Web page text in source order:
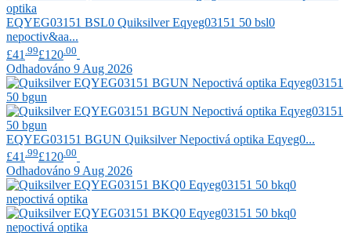
EQYEG03151 BSL0 QuiksilverEqyeg03151 50 bsl0
nepoctiv&aa...
£41 .99£120 .00
Odhadováno 9 Aug 2026
EQYEG03151 BGUN QuiksilverNepoctivá optika Eqyeg0...
£41 .99£120 .00
Odhadováno 9 Aug 2026